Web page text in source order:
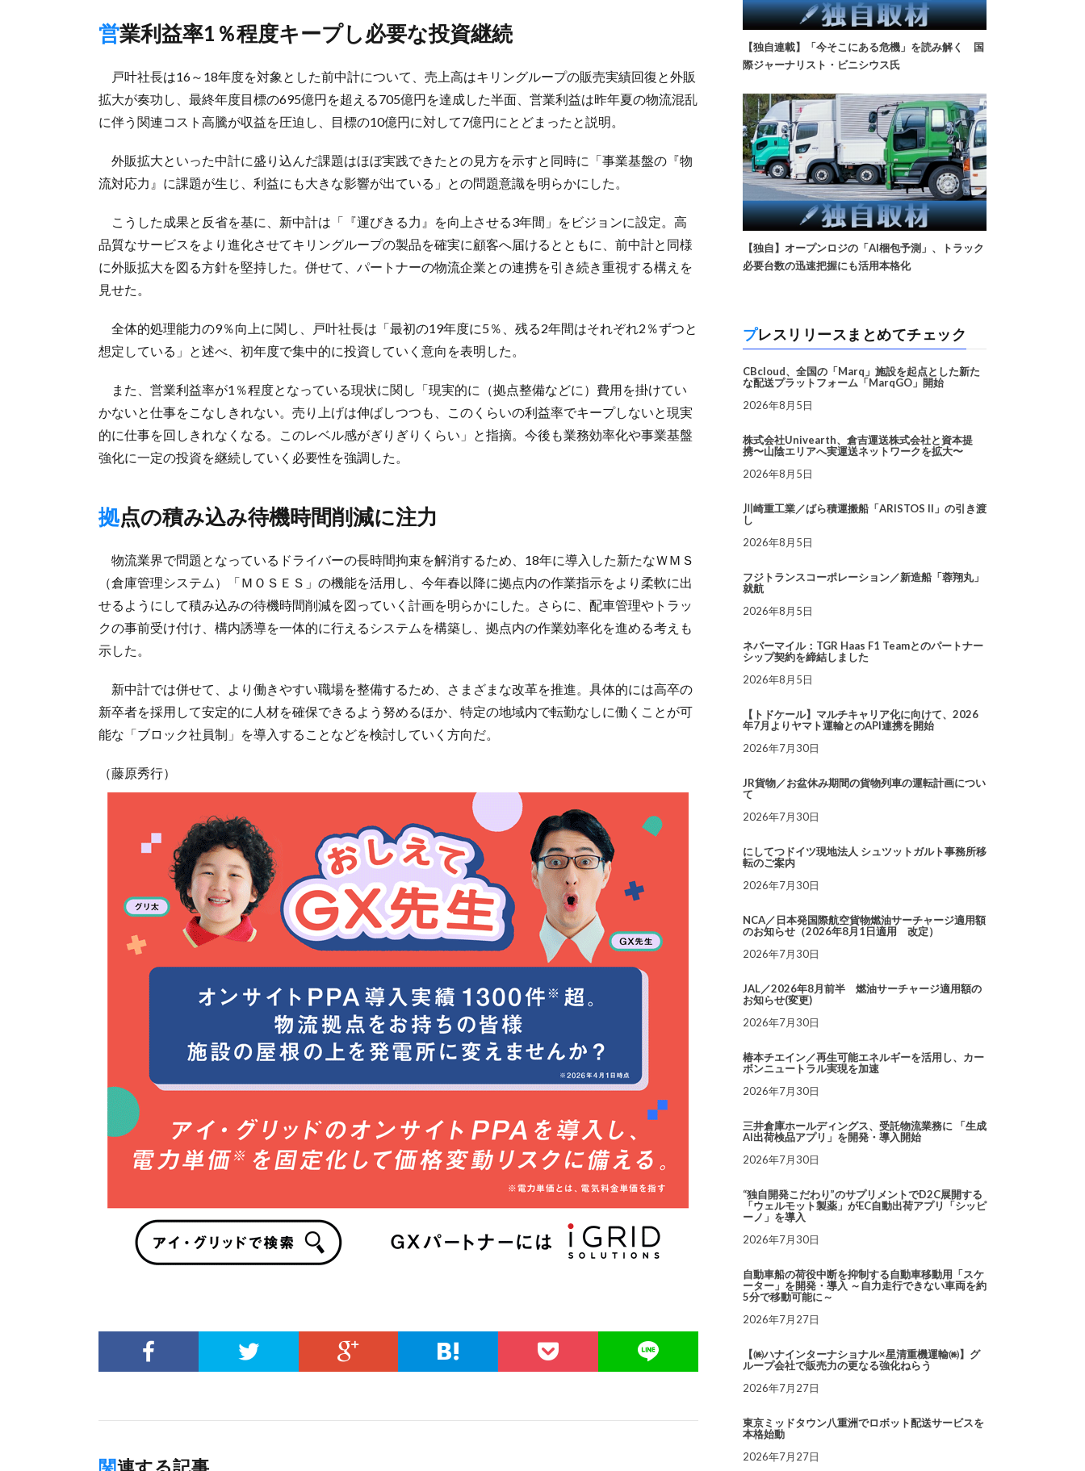
営業利益率1％程度キープし必要な投資継続
戸叶社長は16～18年度を対象とした前中計について、売上高はキリングループの販売実績回復と外販
拡大が奏功し、最終年度目標の695億円を超える705億円を達成した半面、営業利益は昨年夏の物流混乱
に伴う関連コスト高騰が収益を圧迫し、目標の10億円に対して7億円にとどまったと説明。
外販拡大といった中計に盛り込んだ課題はほぼ実践できたとの見方を示すと同時に「事業基盤の『物
流対応力』に課題が生じ、利益にも大きな影響が出ている」との問題意識を明らかにした。
こうした成果と反省を基に、新中計は「『運びきる力』を向上させる3年間」をビジョンに設定。高
品質なサービスをより進化させてキリングループの製品を確実に顧客へ届けるとともに、前中計と同様
に外販拡大を図る方針を堅持した。併せて、パートナーの物流企業との連携を引き続き重視する構えを
見せた。
全体的処理能力の9％向上に関し、戸叶社長は「最初の19年度に5％、残る2年間はそれぞれ2％ずつと
想定している」と述べ、初年度で集中的に投資していく意向を表明した。
また、営業利益率が1％程度となっている現状に関し「現実的に（拠点整備などに）費用を掛けてい
かないと仕事をこなしきれない。売り上げは伸ばしつつも、このくらいの利益率でキープしないと現実
的に仕事を回しきれなくなる。このレベル感がぎりぎりくらい」と指摘。今後も業務効率化や事業基盤
強化に一定の投資を継続していく必要性を強調した。
拠点の積み込み待機時間削減に注力
物流業界で問題となっているドライバーの長時間拘束を解消するため、18年に導入した新たなＷＭＳ
（倉庫管理システム）「ＭＯＳＥＳ」の機能を活用し、今年春以降に拠点内の作業指示をより柔軟に出
せるようにして積み込みの待機時間削減を図っていく計画を明らかにした。さらに、配車管理やトラッ
クの事前受け付け、構内誘導を一体的に行えるシステムを構築し、拠点内の作業効率化を進める考えも
示した。
新中計では併せて、より働きやすい職場を整備するため、さまざまな改革を推進。具体的には高卒の
新卒者を採用して安定的に人材を確保できるよう努めるほか、特定の地域内で転勤なしに働くことが可
能な「ブロック社員制」を導入することなどを検討していく方向だ。
（藤原秀行）
【独自連載】「今そこにある危機」を読み解く 国
際ジャーナリスト・ビニシウス氏
【独自】オープンロジの「AI梱包予測」、トラック
必要台数の迅速把握にも活用本格化
プレスリリースまとめてチェック
CBcloud、全国の「Marq」施設を起点とした新た
な配送プラットフォーム「MarqGO」開始
2026年8月5日
株式会社Univearth、倉吉運送株式会社と資本提
携〜山陰エリアへ実運送ネットワークを拡大〜
2026年8月5日
川崎重工業／ばら積運搬船「ARISTOS II」の引き渡
し
2026年8月5日
フジトランスコーポレーション／新造船「蓉翔丸」
就航
2026年8月5日
ネバーマイル：TGR Haas F1 Teamとのパートナー
シップ契約を締結しました
2026年8月5日
【トドケール】マルチキャリア化に向けて、2026
年7月よりヤマト運輸とのAPI連携を開始
2026年7月30日
JR貨物／お盆休み期間の貨物列車の運転計画につい
て
2026年7月30日
にしてつドイツ現地法人 シュツットガルト事務所移
転のご案内
2026年7月30日
NCA／日本発国際航空貨物燃油サーチャージ適用額
のお知らせ（2026年8月1日適用 改定）
2026年7月30日
JAL／2026年8月前半 燃油サーチャージ適用額の
お知らせ(変更)
2026年7月30日
椿本チエイン／再生可能エネルギーを活用し、カー
ボンニュートラル実現を加速
2026年7月30日
三井倉庫ホールディングス、受託物流業務に 「生成
AI出荷検品アプリ」を開発・導入開始
2026年7月30日
“独自開発こだわり”のサプリメントでD2C展開する
「ウェルモット製薬」がEC自動出荷アプリ「シッピ
ーノ」を導入
2026年7月30日
自動車船の荷役中断を抑制する自動車移動用「スケ
ーター」を開発・導入 ～自力走行できない車両を約
5分で移動可能に～
2026年7月27日
【㈱ハナインターナショナル×星清重機運輸㈱】グ
ループ会社で販売力の更なる強化ねらう
2026年7月27日
東京ミッドタウン八重洲でロボット配送サービスを
本格始動
2026年7月27日